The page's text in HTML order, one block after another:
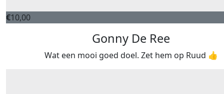
€10,00
Gonny De Ree
Wat een mooi goed doel. Zet hem op Ruud 👍